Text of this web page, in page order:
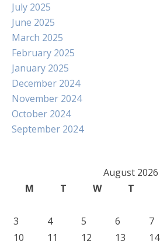
July 2025
June 2025
March 2025
February 2025
January 2025
December 2024
November 2024
October 2024
September 2024
August 2026
M
T W T
3
4 5 6 7
10
11 12 13 14